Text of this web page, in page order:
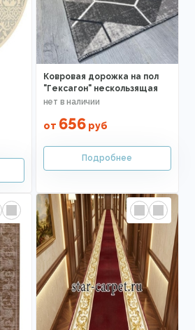
Ковровая дорожка на пол
"Гексагон" нескользящая
от 656руб